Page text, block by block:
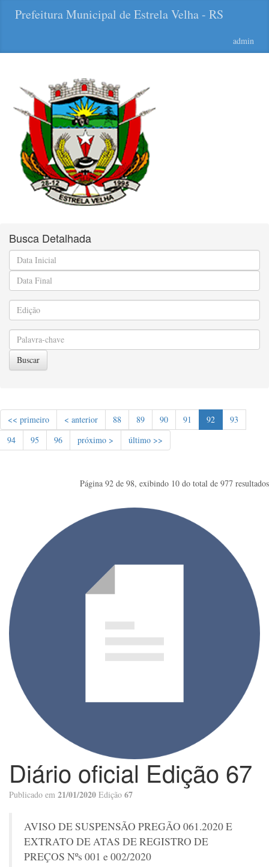
Prefeitura Municipal de Estrela Velha - RS
admin
Busca Detalhada
Buscar
<< primeiro < anterior 88 89 90 91 92
93
94
95 96 próximo > último >>
Página 92 de 98, exibindo 10 do total de 977 resultados
Diário oficial Edição 67
Publicado em 21/01/2020 Edição 67
AVISO DE SUSPENSÃO PREGÃO 061.2020 E
EXTRATO DE ATAS DE REGISTRO DE
PREÇOS Nºs 001 e 002/2020